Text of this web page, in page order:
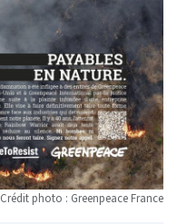
Crédit photo : Greenpeace France